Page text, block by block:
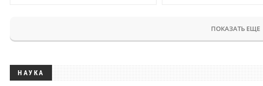
ПОКАЗАТЬ ЕЩЕ
НАУКА